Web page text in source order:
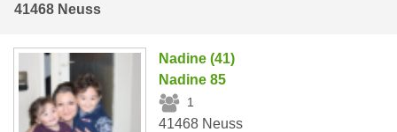
41468 Neuss
Nadine (41)
Nadine 85
1
41468 Neuss